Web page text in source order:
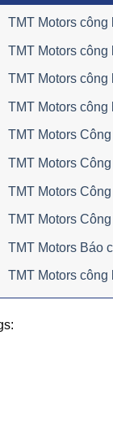
TMT Motors công
TMT Motors
TMT Motors công
TMT Motors
TMT Motors
TMT Motors
TMT Motors
TMT Motors
TMT Motors Báo
TMT Motors